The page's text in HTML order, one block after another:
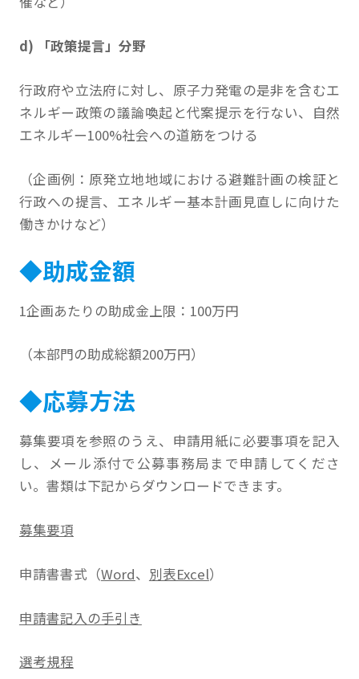
d) 「政策提言」分野
行政府や立法府に対し、原子力発電の是非を含むエ
ネルギー政策の議論喚起と代案提示を行ない、自然
エネルギー100%社会への道筋をつける
（企画例：原発立地地域における避難計画の検証と
行政への提言、エネルギー基本計画見直しに向けた
働きかけなど）
◆助成金額
1企画あたりの助成金上限：100万円
（本部門の助成総額200万円）
◆応募方法
募集要項を参照のうえ、申請用紙に必要事項を記入
し、メール添付で公募事務局まで申請してくださ
い。書類は下記からダウンロードできます。
募集要項
申請書書式（Word、 別表Excel）
申請書記入の手引き
選考規程